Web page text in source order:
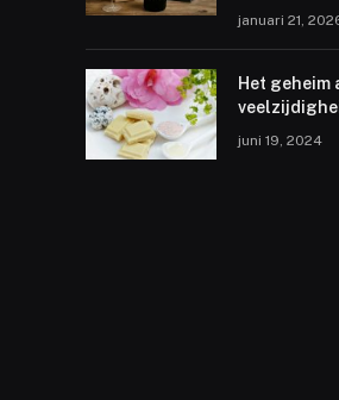
januari 21,
Het geheim
juni 19, 2024